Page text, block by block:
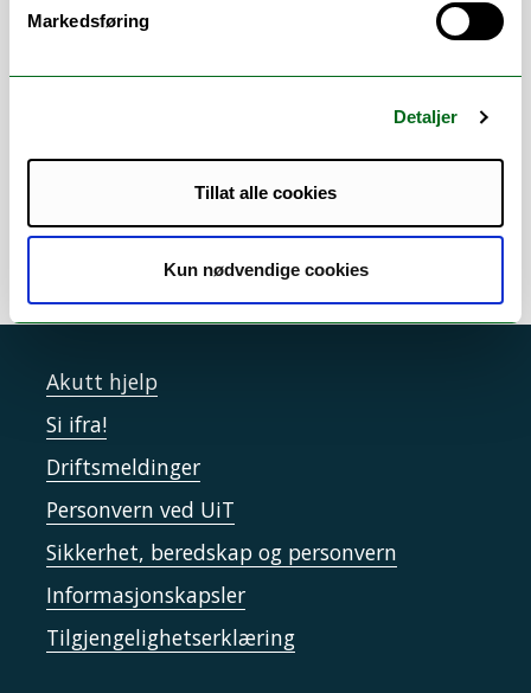
Markedsføring
Detaljer
Tillat alle cookies
Kun nødvendige cookies
2015-2021 Lektor med opprykk.
Akutt hjelp
Si ifra!
Driftsmeldinger
Personvern ved UiT
Sikkerhet, beredskap og personvern
Informasjonskapsler
Tilgjengelighetserklæring